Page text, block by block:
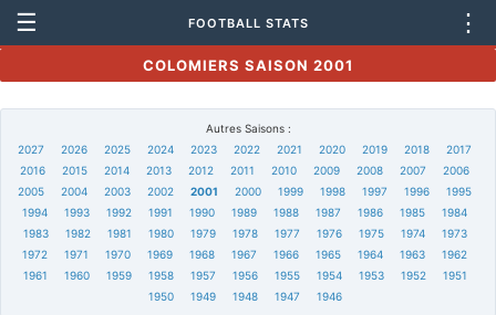
☰ FOOTBALL STATS ⋮
COLOMIERS SAISON 2001
Autres Saisons :
2027
2026 2025 2024 2023 2022 2021 2020 2019 2018
2017
2016
2015 2014 2013 2012 2011 2010 2009 2008 2007
2006
2005
2004 2003 2002 2001 2000 1999 1998 1997 1996
1995
1994
1993 1992 1991 1990 1989 1988 1987 1986 1985
1984
1983
1982 1981 1980 1979 1978 1977 1976 1975 1974
1973
1972
1971 1970 1969 1968 1967 1966 1965 1964 1963
1962
1961
1960 1959 1958 1957 1956 1955 1954 1953 1952
1951
1950
1949 1948 1947 1946